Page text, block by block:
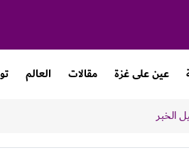
عين على غزة مقالات العالم
الخبر